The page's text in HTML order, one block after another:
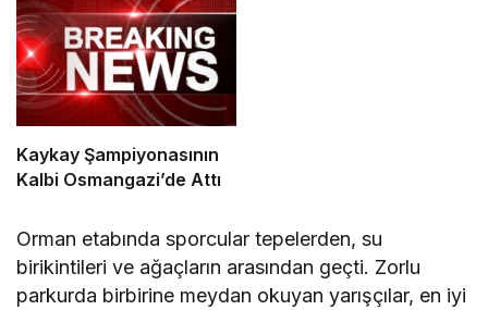
Kaykay Şampiyonasının
Kalbi Osmangazi’de Attı
Orman etabında sporcular tepelerden, su
birikintileri ve ağaçların arasından geçti. Zorlu
parkurda birbirine meydan okuyan yarışçılar, en iyi